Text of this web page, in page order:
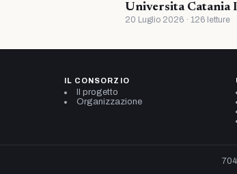
Universita Catania
20 Luglio 2026 · 126 letture
IL CONSORZIO
Il progetto
Organizzazione